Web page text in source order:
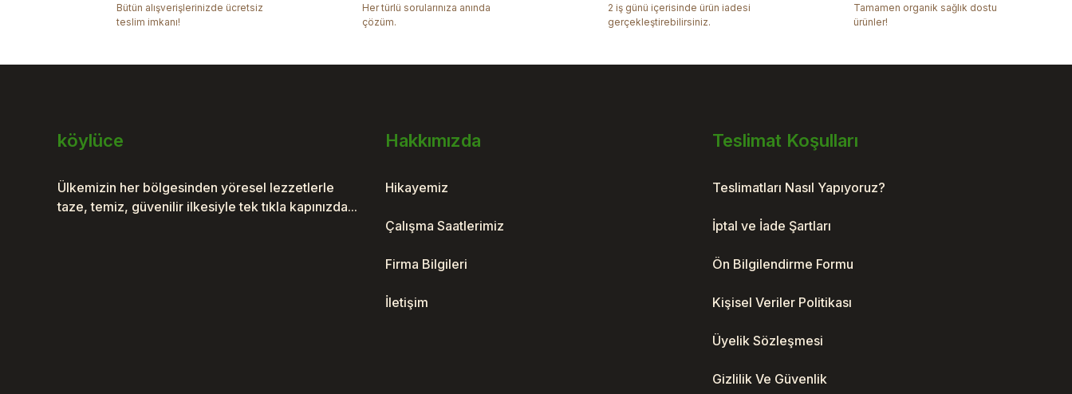
Ürün fiyatı diğer sitelerden daha pahalı.
Bütün alışverişlerinizde ücretsiz
teslim imkanı!
Her türlü sorularınıza anında
çözüm.
2 iş günü içerisinde ürün iadesi
gerçekleştirebilirsiniz.
Tamamen organik sağlık dostu
ürünler!
köylüce
Ülkemizin her bölgesinden yöresel lezzetlerle
taze, temiz, güvenilir ilkesiyle tek tıkla kapınızda...
Hakkımızda
Hikayemiz
Çalışma Saatlerimiz
Firma Bilgileri
İletişim
Teslimat Koşulları
Teslimatları Nasıl Yapıyoruz?
İptal ve İade Şartları
Ön Bilgilendirme Formu
Kişisel Veriler Politikası
Üyelik Sözleşmesi
Gizlilik Ve Güvenlik